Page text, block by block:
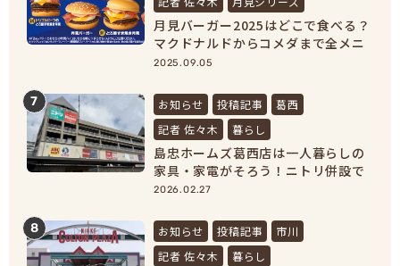
月見バーガー2025はどこで食べる？
マクドナルドからコメダまで全メニ
ュー紹介！
2025.09.05
7 お知らせ 投稿記事
葛西
記者 佐々木
暮らし
島忠ホームズ葛西店は一人暮らしの
家具・家電がそろう！ニトリ併設で
新生活準備が完結
2026.02.27
8 お知らせ 投稿記事
市川
記者 佐々木
暮らし